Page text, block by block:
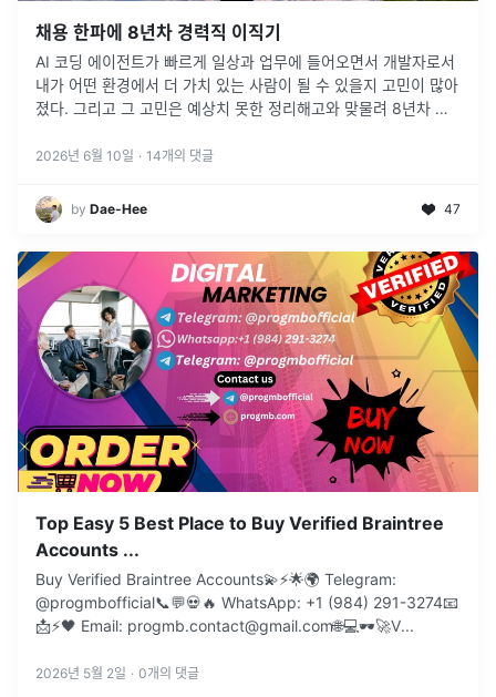
채용 한파에 8년차 경력직 이직기
AI 코딩 에이전트가 빠르게 일상과 업무에 들어오면서 개발자로서
내가 어떤 환경에서 더 가치 있는 사람이 될 수 있을지 고민이 많아
졌다. 그리고 그 고민은 예상치 못한 정리해고와 맞물려 8년차 개
2026년 6월 10일 · 14개의 댓글
by Dae-Hee 47
Top Easy 5 Best Place to Buy Verified Braintree
Accounts ...
Buy Verified Braintree Accounts💫⚡️🌟🌍 Telegram:
@progmbofficial📞💬💀🔥 WhatsApp: +1 (984) 291-3274📧
📩⚡🖤 Email: progmb.contact@gmail.com🌐💻🕶️🚀V...
2026년 5월 2일 · 0개의 댓글